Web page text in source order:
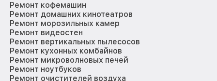
Ремонт кофемашин
Ремонт домашних кинотеатров
Ремонт морозильных камер
Ремонт видеостен
Ремонт вертикальных пылесосов
Ремонт кухонных комбайнов
Ремонт микроволновых печей
Ремонт ноутбуков
Ремонт очистителей воздуха